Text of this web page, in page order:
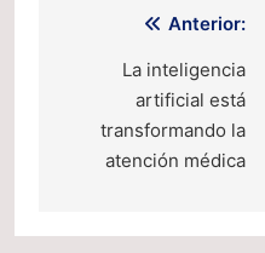
Navegación
entradas
Anterior:
La inteligencia
artificial está
transformando la
atención médica